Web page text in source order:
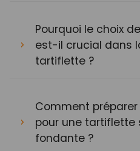
Pourquoi le choix
est-il crucial dans
tartiflette ?
Comment
pour une tartiflette
fondante ?